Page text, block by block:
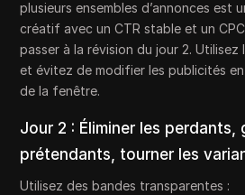
plusieurs ensembles d’annonces est
créatif avec un CTR stable et un
passer à la révision du jour 2.
et évitez de modifier les publicités
de la fenêtre.
Jour 2 : Éliminer les perdants,
prétendants, tourner les
Utilisez des bandes transparentes :